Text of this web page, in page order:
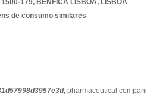
179, BENFICA LISBOA, LISBOA
de consumo similares
pharmaceutical